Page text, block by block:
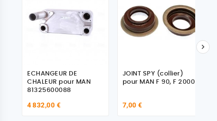
ECHANGEUR DE
CHALEUR pour MAN
81325600088
4 832,00 €
JOINT SPY (collier)
pour MAN F 90, F 2000
7,00 €
